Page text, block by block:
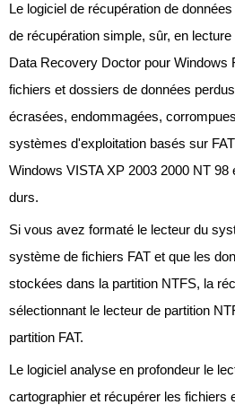
Le logiciel de récupération de
de récupération simple, sûr, en
Data Recovery Doctor pour Windows
fichiers et dossiers de données
écrasées, endommagées,
systèmes d'exploitation basés sur
Windows VISTA XP 2003 2000 NT 98
durs.
Si vous avez formaté le lecteur du
système de fichiers FAT et que les
stockées dans la partition NTFS, la
sélectionnant le lecteur de partition
partition FAT.
Le logiciel analyse en profondeur le
cartographier et récupérer les fichiers